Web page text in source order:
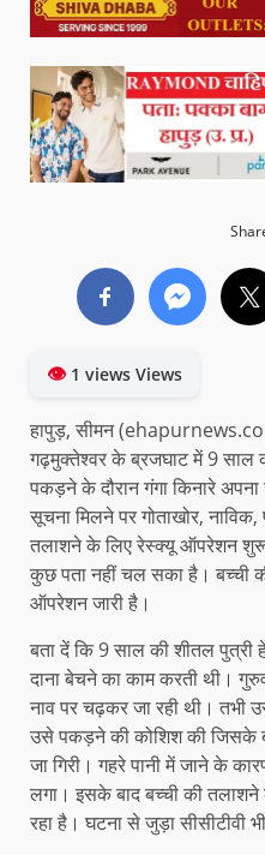
👁1 views Views
हापुड़, सीमन
गढ़मुक्तेश्वर के ब्रजघाट में 9 साल
पकड़ने के दौरान गंगा किनारे
सूचना मिलने पर गोताखोर,
तलाशने के लिए रेस्क्यू ऑपरेशन
कुछ पता नहीं चल सका है। बच्ची
ऑपरेशन जारी है।
बता दें कि 9 साल की शीतल पुत्री
दाना बेचने का काम करती थी।
नाव पर चढ़कर जा रही थी। तभी
उसे पकड़ने की कोशिश की जिसके
जा गिरी। गहरे पानी में जाने के
लगा। इसके बाद बच्ची की
रहा है। घटना से जुड़ा सीसीटीवी